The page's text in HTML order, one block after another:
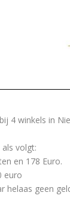
4 winkels in
volgt:
en 178 Euro.
euro
helaas geen